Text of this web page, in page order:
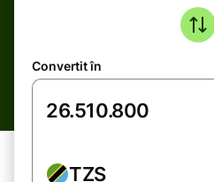
Convertit în
TZS